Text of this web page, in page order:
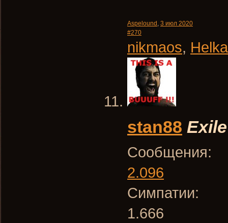
Aspelound , 3 июл 2020
#270
nikmaos,
stan88 Exile
Сообщения:
2.096
Симпатии:
1.666